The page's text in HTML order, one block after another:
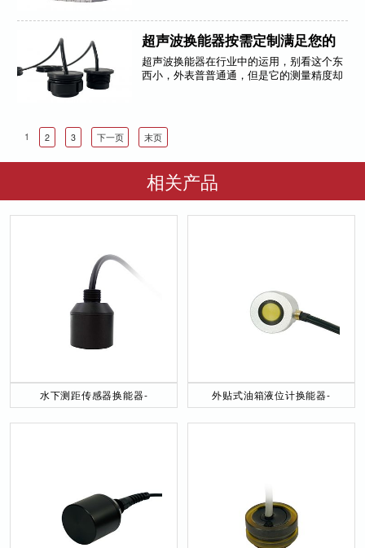
超声波换能器按需定制满足您的
需求-[力语超声]
超声波换能器在行业中的运用，别看这个东
西小，外表普普通通，但是它的测量精度却
最让人赞叹的是，超声波换能器还能根据客
户的要求进行按需定制！无论你需要什么样
求！我们会帮您解决设计、制图、参数等需
求，售后服务有保障。
1 2 3 下一页 末页
相关产品
水下测距传感器换能器-
外贴式油箱液位计换能器-